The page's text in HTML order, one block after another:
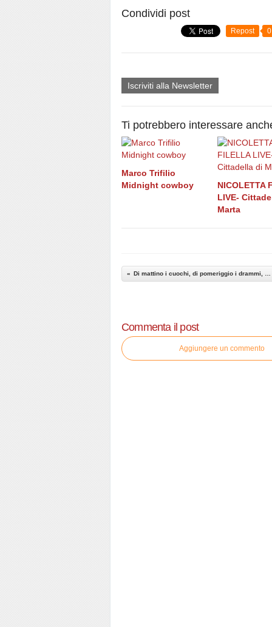
Condividi post
Repost 0
Iscriviti alla Newsletter
Ti potrebbero interessare
Marco Trifilio
Midnight cowboy
NICOLETTA
LIVE-
Marta
Commenta il post
Aggiungere un commento